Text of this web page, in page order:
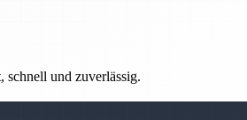
schnell und zuverlässig.